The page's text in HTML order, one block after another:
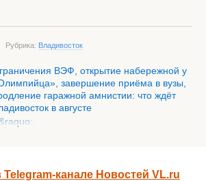
Рубрика: Владивосток
ВЭФ, открытие набережной у
завершение приёма в вузы,
гаражной амнистии: что ждёт
в августе
канале Новостей VL.ru